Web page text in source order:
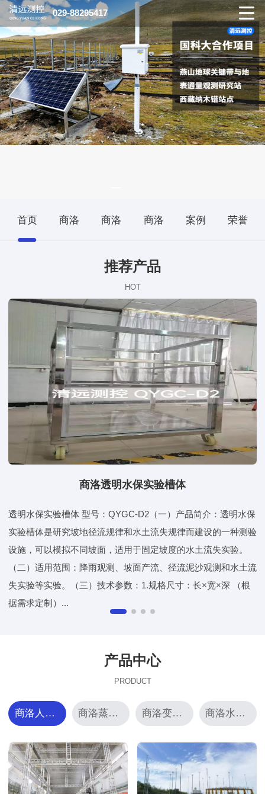
029-88295417
首页 商洛 商洛 商洛 案例 荣誉
推荐产品
HOT
商洛透明水保实验槽体
透明水保实验槽体 型号：QYGC-D2（一）产品简介：透明水保
实验槽体是研究坡地径流规律和水土流失规律而建设的一种测验
设施，可以模拟不同坡面，适用于固定坡度的水土流失实验。
（二）适用范围：降雨观测、坡面产流、径流泥沙观测和水土流
失实验等实验。（三）技术参数：1.规格尺寸：长×宽×深 （根
据需求定制）...
产品中心
PRODUCT
商洛人工模拟降雨 商洛蒸渗仪 商洛变坡钢槽 商洛水土流失监测